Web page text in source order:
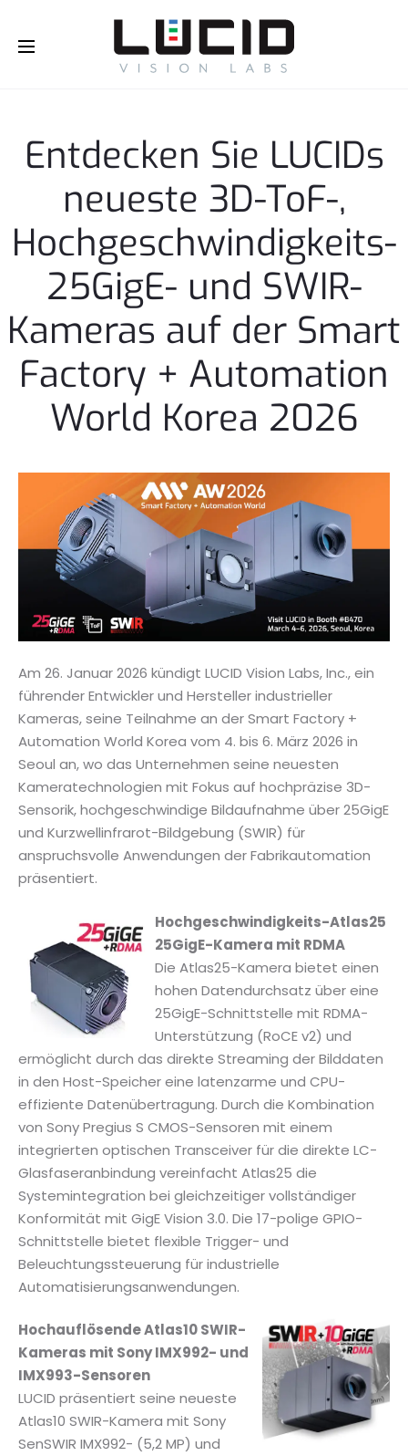
Entdecken Sie LUCIDs
neueste 3D-ToF-,
Hochgeschwindigkeits-
25GigE- und SWIR-
Kameras auf der Smart
Factory + Automation
World Korea 2026
Am 26. Januar 2026 kündigt LUCID Vision Labs, Inc., ein
führender Entwickler und Hersteller industrieller
Kameras, seine Teilnahme an der Smart Factory +
Automation World Korea vom 4. bis 6. März 2026 in
Seoul an, wo das Unternehmen seine neuesten
Kameratechnologien mit Fokus auf hochpräzise 3D-
Sensorik, hochgeschwindige Bildaufnahme über 25GigE
und Kurzwellinfrarot-Bildgebung (SWIR) für
anspruchsvolle Anwendungen der Fabrikautomation
präsentiert.
Hochgeschwindigkeits-Atlas25
25GigE-Kamera mit RDMA
Die Atlas25-Kamera bietet einen
hohen Datendurchsatz über eine
25GigE-Schnittstelle mit RDMA-
Unterstützung (RoCE v2) und
ermöglicht durch das direkte Streaming der Bilddaten
in den Host-Speicher eine latenzarme und CPU-
effiziente Datenübertragung. Durch die Kombination
von Sony Pregius S CMOS-Sensoren mit einem
integrierten optischen Transceiver für die direkte LC-
Glasfaseranbindung vereinfacht Atlas25 die
Systemintegration bei gleichzeitiger vollständiger
Konformität mit GigE Vision 3.0. Die 17-polige GPIO-
Schnittstelle bietet flexible Trigger- und
Beleuchtungssteuerung für industrielle
Automatisierungsanwendungen.
Hochauflösende Atlas10 SWIR-
Kameras mit Sony IMX992- und
IMX993-Sensoren
LUCID präsentiert seine neueste
Atlas10 SWIR-Kamera mit Sony
SenSWIR IMX992- (5,2 MP) und